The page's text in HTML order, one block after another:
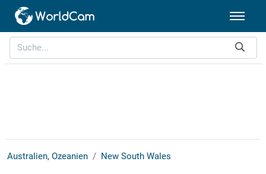
Australien, Ozeanien New South Wales